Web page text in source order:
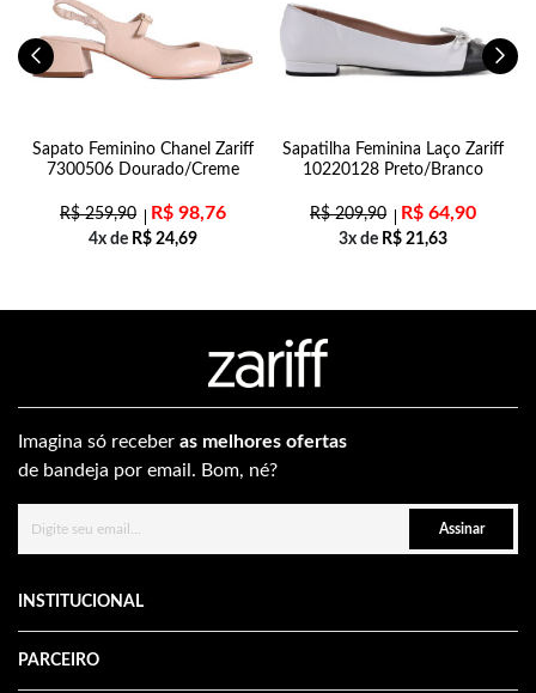
Sapato Feminino Chanel Zariff
7300506 Dourado/Creme
R$259,90 R$ 98,76
4x de R$ 24,69
Sapatilha Feminina Laço Zariff
10220128 Preto/Branco
R$209,90 R$ 64,90
3x de R$ 21,63
Imagina só receber as melhores ofertas
de bandeja por email. Bom, né?
Assinar
INSTITUCIONAL
PARCEIRO